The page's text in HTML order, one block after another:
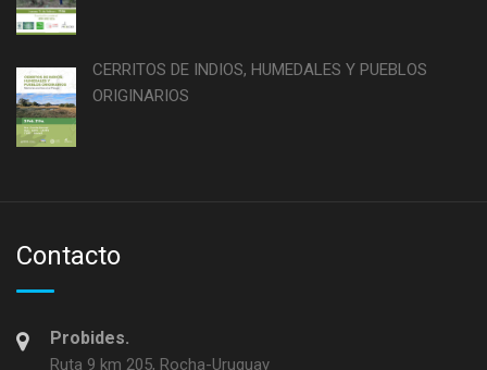
CERRITOS DE INDIOS, HUMEDALES Y PUEBLOS
ORIGINARIOS
Contacto
Probides.
Ruta 9 km 205, Rocha-Uruguay